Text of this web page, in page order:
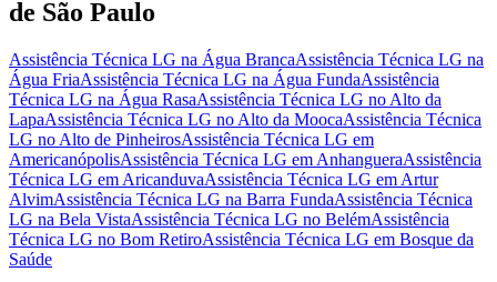
de São Paulo
Assistência Técnica LG na Água BrancaAssistência Técnica LG na
Água FriaAssistência Técnica LG na Água FundaAssistência
Técnica LG na Água RasaAssistência Técnica LG no Alto da
LapaAssistência Técnica LG no Alto da MoocaAssistência Técnica
LG no Alto de PinheirosAssistência Técnica LG em
AmericanópolisAssistência Técnica LG em AnhangueraAssistência
Técnica LG em AricanduvaAssistência Técnica LG em Artur
AlvimAssistência Técnica LG na Barra FundaAssistência Técnica
LG na Bela VistaAssistência Técnica LG no BelémAssistência
Técnica LG no Bom RetiroAssistência Técnica LG em Bosque da
Saúde